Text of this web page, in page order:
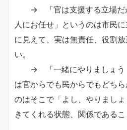
→ 「官は支援する立場だ
人にお任せ」というのは市民
に見えて、実は無責任、役割
い。
→ 「一緒にやりましょう
は官からでも民からでもどち
のはそこで「よし、やりまし
きてくれる状態、関係であるこ